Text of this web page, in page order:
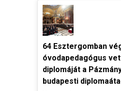
64 Esztergomban
óvodapedagógus
diplomáját a
budapesti